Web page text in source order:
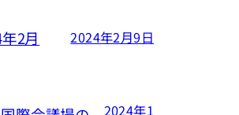
2月 2024年2月9日
2024年1